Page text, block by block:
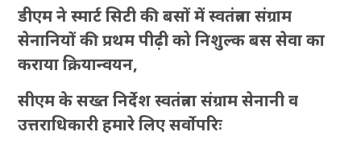
डीएम ने स्मार्ट सिटी की बसों में स्वतंत्रता संग्राम
सेनानियों की प्रथम पीढ़ी को निशुल्क बस सेवा का
कराया क्रियान्वयन,
सीएम के सख्त निर्देश स्वतंत्रता संग्राम सेनानी व
उत्तराधिकारी हमारे लिए सर्वोपरिः